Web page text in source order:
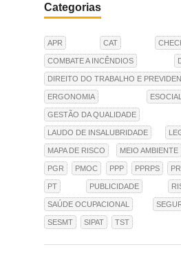
Categorias
APR CAT
COMBATE A INCÊNDIOS
DIREITO DO TRABALHO E
ERGONOMIA ESOCIAL
GESTÃO DA QUALIDADE
LAUDO DE INSALUBRIDADE
MAPA DE RISCO MEIO AMBIENTE
PGR PMOC PPP PPRPS
PT PUBLICIDADE
SAÚDE OCUPACIONAL
SESMT SIPAT TST